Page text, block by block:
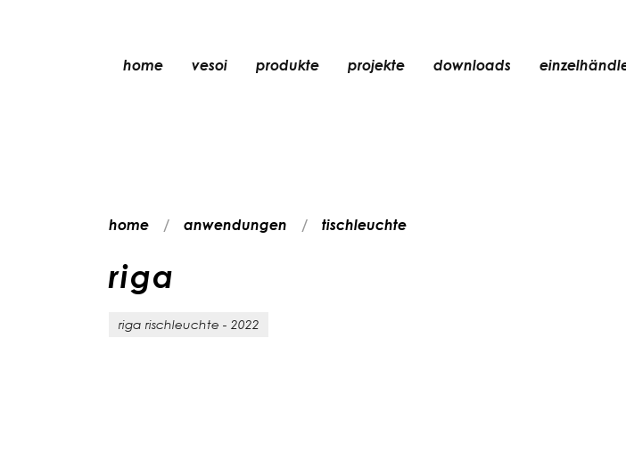
home vesoi produkte
stehleuchte
projekte downloads
home anwendungen tischleuchte
riga
riga rischleuchte - 2022